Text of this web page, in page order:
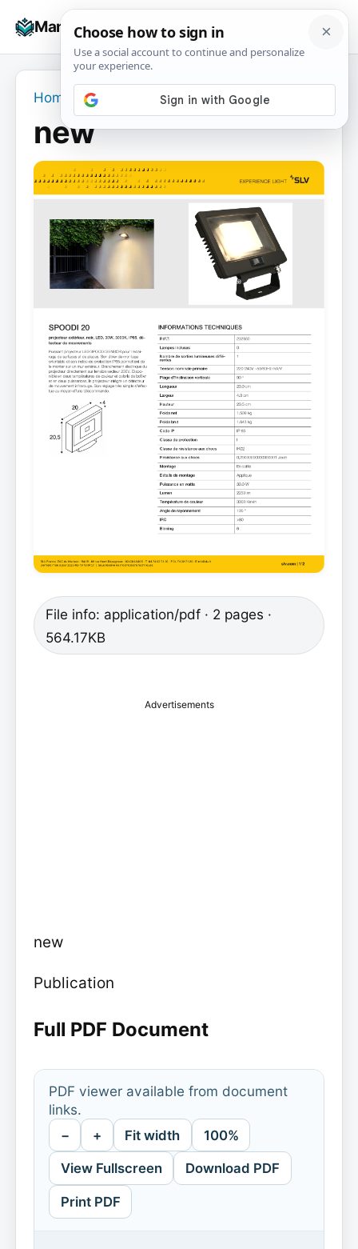
Manuals+
☰
Home new
new
File info: application/pdf · 2 pages ·
564.17KB
Advertisements
new
Publication
Full PDF Document
PDF viewer available from document
links.
− + Fit width 100%
View Fullscreen Download PDF
Print PDF